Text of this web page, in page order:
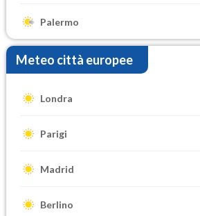
Palermo
Meteo città europee
Londra
Parigi
Madrid
Berlino